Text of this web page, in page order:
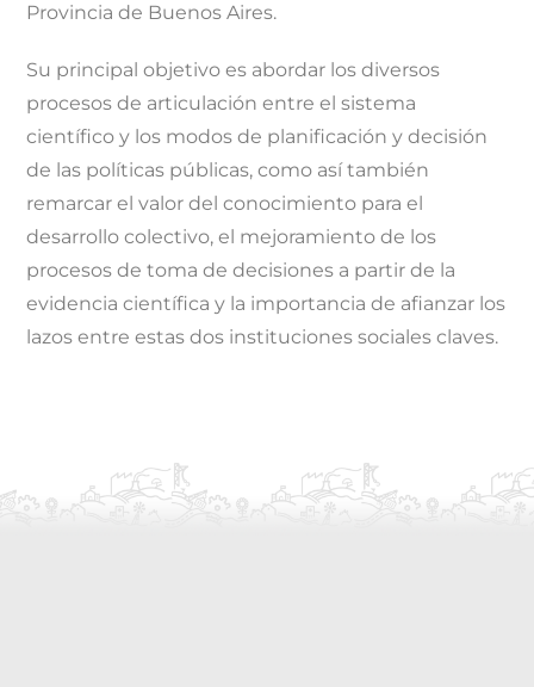
Provincia de Buenos Aires.
Su principal objetivo es abordar los diversos
procesos de articulación entre el sistema
científico y los modos de planificación y decisión
de las políticas públicas, como así también
remarcar el valor del conocimiento para el
desarrollo colectivo, el mejoramiento de los
procesos de toma de decisiones a partir de la
evidencia científica y la importancia de afianzar los
lazos entre estas dos instituciones sociales claves.